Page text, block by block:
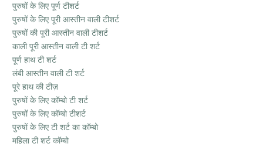
पुरुषों के लिए पूर्ण टीशर्ट
पुरुषों के लिए पूरी आस्तीन वाली टीशर्ट
पुरुषों की पूरी आस्तीन वाली टीशर्ट
काली पूरी आस्तीन वाली टी शर्ट
पूर्ण हाथ टी शर्ट
लंबी आस्तीन वाली टी शर्ट
पूरे हाथ की टीज़
पुरुषों के लिए कॉम्बो टी शर्ट
पुरुषों के लिए कॉम्बो टीशर्ट
पुरुषों के लिए टी शर्ट का कॉम्बो
महिला टी शर्ट कॉम्बो